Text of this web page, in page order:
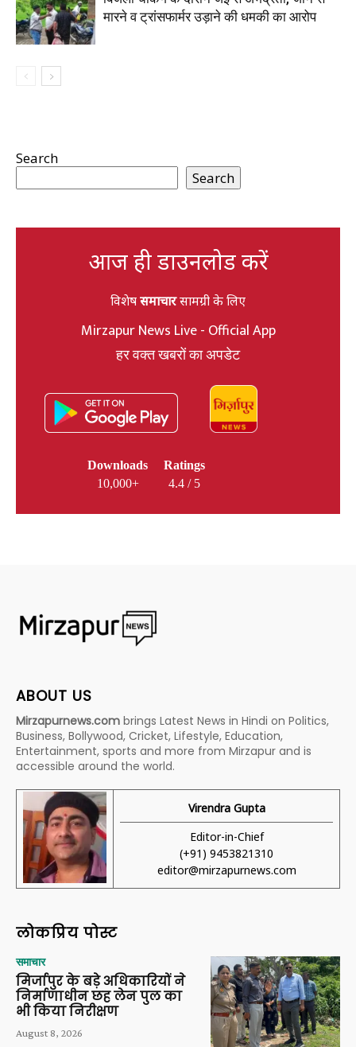
मारने व ट्रांसफार्मर उड़ाने की धमकी का आरोप
Search
Search
आज ही डाउनलोड करें
विशेषसमाचारसामग्री के लिए
Mirzapur News Live - Official App
हर वक्त खबरों का अपडेट
Downloads
10,000+
Ratings
4.4 / 5
ABOUT US
Mirzapurnews.com brings Latest News in Hindi on Politics,
Business, Bollywood, Cricket, Lifestyle, Education,
Entertainment, sports and more from Mirzapur and is
accessible around the world.
Virendra Gupta
Editor-in-Chief
(+91) 9453821310
editor@mirzapurnews.com
लोकप्रिय पोस्ट
समाचार
मिर्जापुर के बड़े अधिकारियों ने
निर्माणाधीन छह लेन पुल का
भी किया निरीक्षण
August 8, 2026